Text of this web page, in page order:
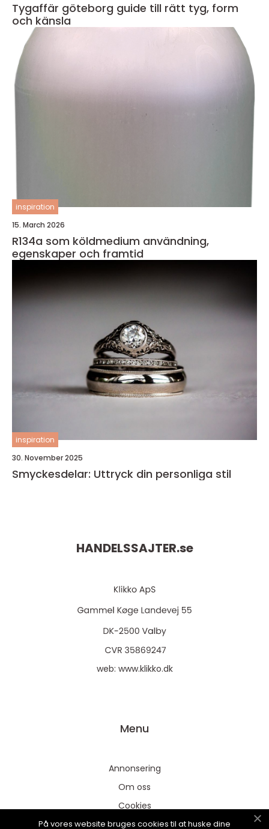
Tygaffär göteborg guide till rätt tyg, form
och känsla
inspiration
15. March 2026
R134a som köldmedium användning,
egenskaper och framtid
inspiration
30. November 2025
Smyckesdelar: Uttryck din personliga stil
HANDELSSAJTER.se
web: www.klikko.dk
Menu
Annonsering
Om oss
Cookies
Kontakta oss
På vores website bruges cookies til at huske dine